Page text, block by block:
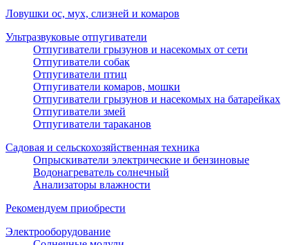
Ловушки ос, мух, слизней и комаров
Ультразвуковые отпугиватели
Отпугиватели грызунов и насекомых от сети
Отпугиватели собак
Отпугиватели птиц
Отпугиватели комаров, мошки
Отпугиватели грызунов и насекомых на батарейках
Отпугиватели змей
Отпугиватели тараканов
Садовая и сельскохозяйственная техника
Опрыскиватели электрические и бензиновые
Водонагреватель солнечный
Анализаторы влажности
Рекомендуем приобрести
Электрооборудование